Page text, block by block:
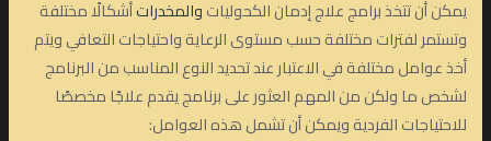
يمكن أن تتخذ برامج علاج إدمان الكحولياتوالمخدراتأشكالًا مختلفة
وتستمر لفترات مختلفة حسب مستوى الرعاية واحتياجات التعافي ويتم
أخذ عوامل مختلفة في الاعتبار عند تحديد النوع المناسب من البرنامج
لشخص ما ولكن من المهم العثور على برنامج يقدم علاجًا مخصصًا
للاحتياجات الفردية ويمكن أن تشمل هذه العوامل: